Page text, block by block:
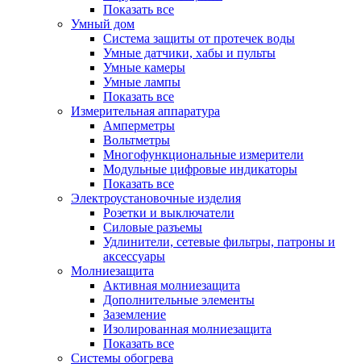
Показать все
Умный дом
Система защиты от протечек воды
Умные датчики, хабы и пульты
Умные камеры
Умные лампы
Показать все
Измерительная аппаратура
Амперметры
Вольтметры
Многофункциональные измерители
Модульные цифровые индикаторы
Показать все
Электроустановочные изделия
Розетки и выключатели
Силовые разъемы
Удлинители, сетевые фильтры, патроны и
аксессуары
Молниезащита
Активная молниезащита
Дополнительные элементы
Заземление
Изолированная молниезащита
Показать все
Системы обогрева